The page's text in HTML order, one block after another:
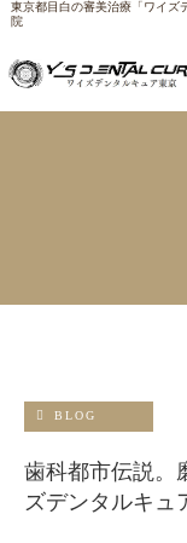
東京都目白の審美治療「ワイズ
院
BLOG
歯科都市伝説。
ズデンタルキュ